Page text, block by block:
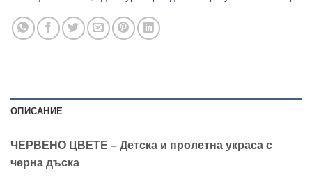
ОПИСАНИЕ
ЧЕРВЕНО ЦВЕТЕ – Детска и пролетна украса с
черна дъска